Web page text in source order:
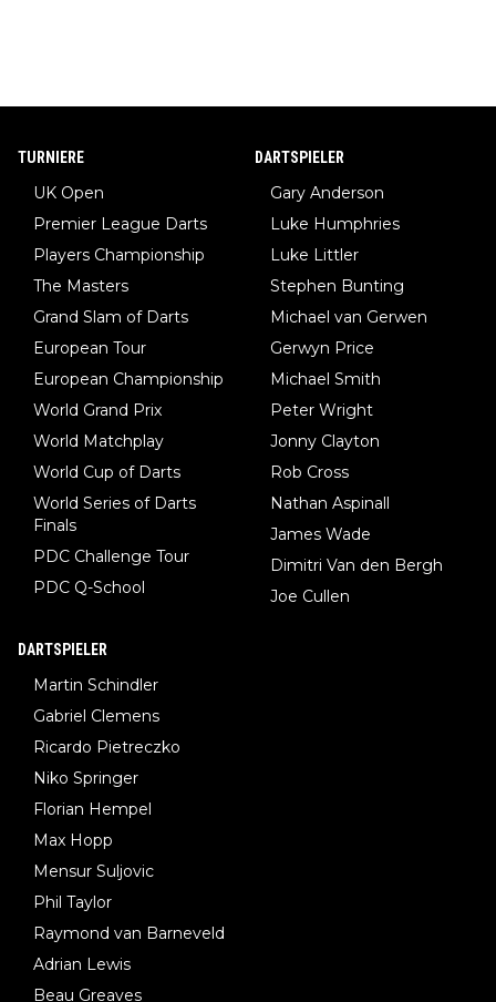
TURNIERE
UK Open
Premier League Darts
Players Championship
The Masters
Grand Slam of Darts
European Tour
European Championship
World Grand Prix
World Matchplay
World Cup of Darts
World Series of Darts
Finals
PDC Challenge Tour
PDC Q-School
DARTSPIELER
Gary Anderson
Luke Humphries
Luke Littler
Stephen Bunting
Michael van Gerwen
Gerwyn Price
Michael Smith
Peter Wright
Jonny Clayton
Rob Cross
Nathan Aspinall
James Wade
Dimitri Van den Bergh
Joe Cullen
DARTSPIELER
Martin Schindler
Gabriel Clemens
Ricardo Pietreczko
Niko Springer
Florian Hempel
Max Hopp
Mensur Suljovic
Phil Taylor
Raymond van Barneveld
Adrian Lewis
Beau Greaves